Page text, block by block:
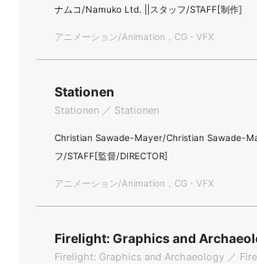
ナムコ/Namuko Ltd. ||スタッフ/STAFF[制作]
アニメーション/Animation，CG・VFX
Stationen
Stationen ／ Stationen
Christian Sawade-Mayer/Christian Sawade-
フ/STAFF[監督/DIRECTOR]
アニメーション/Animation，CG・VFX
Firelight: Graphics and
Firelight: Graphics and Archaeology ／